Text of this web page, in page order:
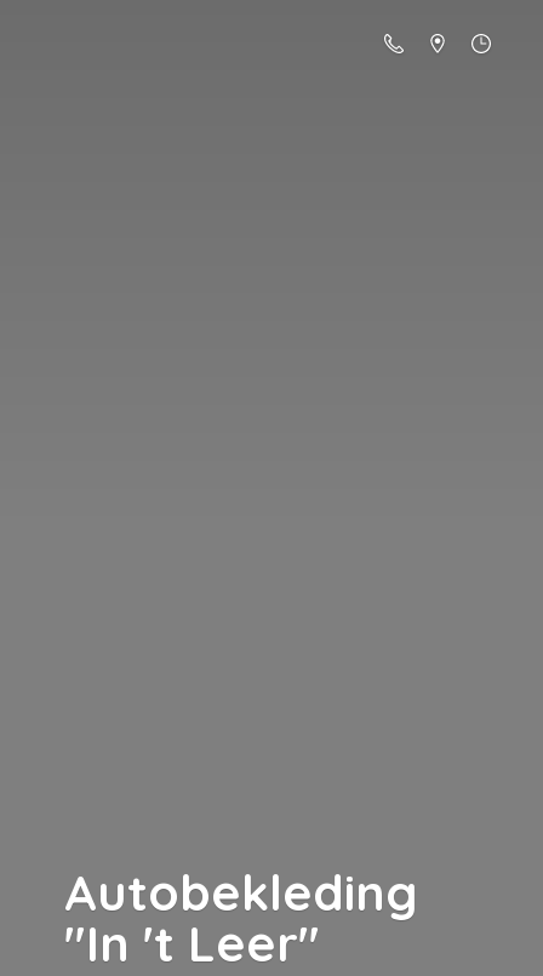
Autobekleding
"In 't Leer"